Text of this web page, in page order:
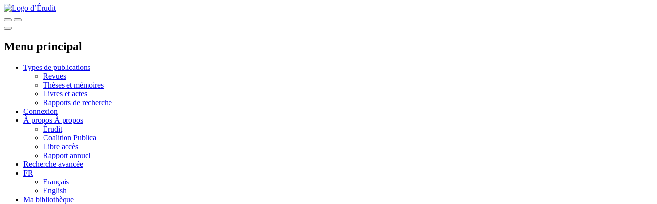
Menu principal
Types de publications
Revues
Thèses et mémoires
Livres et actes
Rapports de recherche
Connexion
À propos À propos
Érudit
Coalition Publica
Libre accès
Rapport annuel
Recherche avancée
FR
Français
English
Ma bibliothèque